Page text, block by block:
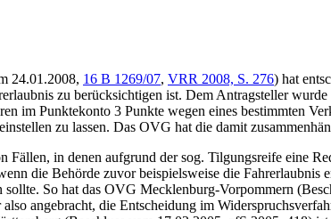
24.01.2008, 16 B 1269/07, VRR 2008, S. 276) hat
zu berücksichtigen ist. Dem Antragsteller
im Punktekonto 3 Punkte wegen eines bestimmten
zu lassen. Das OVG hat die damit
Fällen, in denen aufgrund der sog. Tilgungsreife eine
die Behörde zuvor beispielsweise die
sollte. So hat das OVG Mecklenburg-Vorpommern
angebracht, die Entscheidung im